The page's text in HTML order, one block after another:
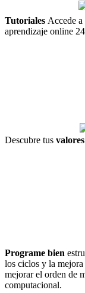
Tutoriales Accede a
aprendizaje online
Descubre tus
Programe bien
los ciclos y la
mejorar el orden de
computacional.